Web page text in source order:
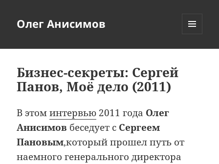
Олег Анисимов
Бизнес-секреты: Сергей
Панов, Моё дело (2011)
В этоминтервью 2011 года Олег
Анисимов беседует с Сергеем
Пановым,который прошел путь от
наемного генерального директора